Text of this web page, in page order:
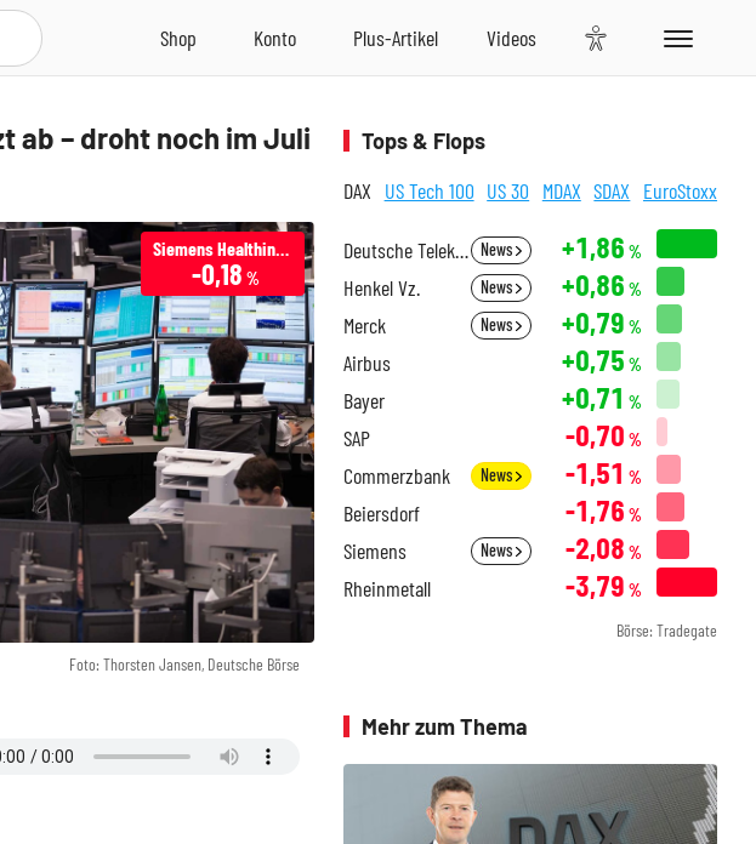
ab – droht noch im Juli
Foto: Thorsten Jansen, Deutsche Börse
Siemens Healthineers
-0,18 %
Tops & Flops
DAX US Tech 100 US 30 MDAX SDAX EuroStoxx
Deutsche Telekom News +1,86 %
Henkel Vz. News +0,86 %
Merck News +0,79 %
Airbus +0,75 %
Bayer +0,71 %
SAP -0,70 %
Commerzbank News -1,51 %
Beiersdorf -1,76 %
Siemens News -2,08 %
Rheinmetall -3,79 %
Börse: Tradegate
Mehr zum Thema